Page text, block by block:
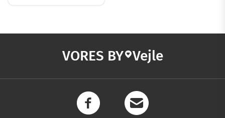
VORES BY Vejle